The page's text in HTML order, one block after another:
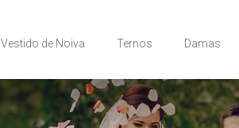
Vestido de Noiva Ternos Damas